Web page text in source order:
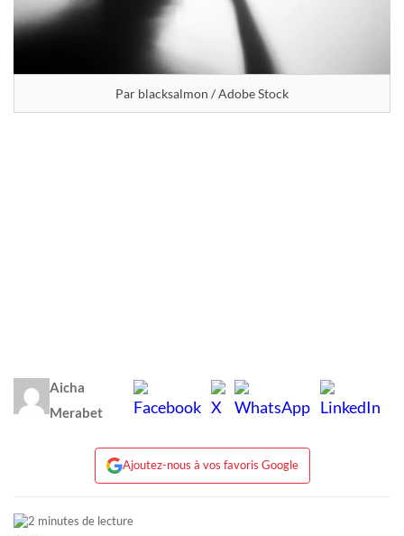
Par blacksalmon / Adobe Stock
Aicha
Merabet
Ajoutez-nous à vos favoris Google
2 minutes de lecture